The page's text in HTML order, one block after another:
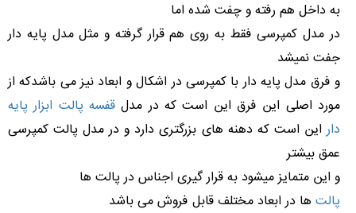
به داخل هم رفته و چفت شده اما
در مدل کمپرسی فقط به روی هم قرار گرفته و مثل مدل پایه دار
جفت نمیشد
و فرق مدل پایه دار با کمپرسی در اشکال و ابعاد نیز می باشدکه از
مورد اصلی این فرق این است که در مدل قفسه پالت ابزار پایه
داراین است که دهنه های بزرگتری دارد و در مدل پالت کمپرسی
عمق بیشتر
و این متمایز میشود به قرار گیری اجناس در پالت ها
پالت ها در ابعاد مختلف قابل فروش می باشد